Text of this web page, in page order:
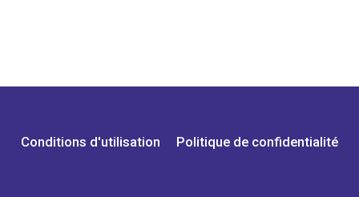
Conditions d'utilisation Politique de confidentialité